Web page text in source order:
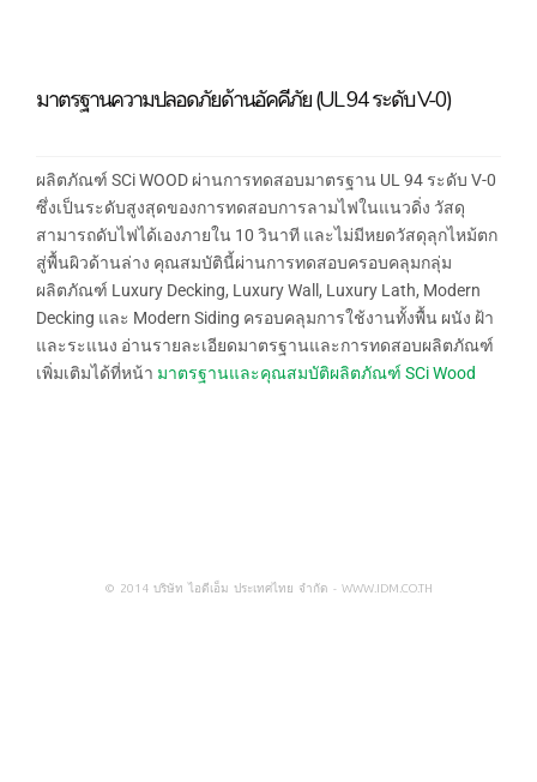
มาตรฐานความปลอดภัยด้านอัคคีภัย (UL 94 ระดับ V-0)
ผลิตภัณฑ์ SCi WOOD ผ่านการทดสอบมาตรฐาน UL 94 ระดับ V-0
ซึ่งเป็นระดับสูงสุดของการทดสอบการลามไฟในแนวดิ่ง วัสดุ
สามารถดับไฟได้เองภายใน 10 วินาที และไม่มีหยดวัสดุลุกไหม้ตก
สู่พื้นผิวด้านล่าง คุณสมบัตินี้ผ่านการทดสอบครอบคลุมกลุ่ม
ผลิตภัณฑ์ Luxury Decking, Luxury Wall, Luxury Lath, Modern
Decking และ Modern Siding ครอบคลุมการใช้งานทั้งพื้น ผนัง ฝ้า
และระแนง อ่านรายละเอียดมาตรฐานและการทดสอบผลิตภัณฑ์
เพิ่มเติมได้ที่หน้า มาตรฐานและคุณสมบัติผลิตภัณฑ์ SCi Wood
© 2014 บริษัท ไอดีเอ็ม ประเทศไทย จำกัด - WWW.IDM.CO.TH